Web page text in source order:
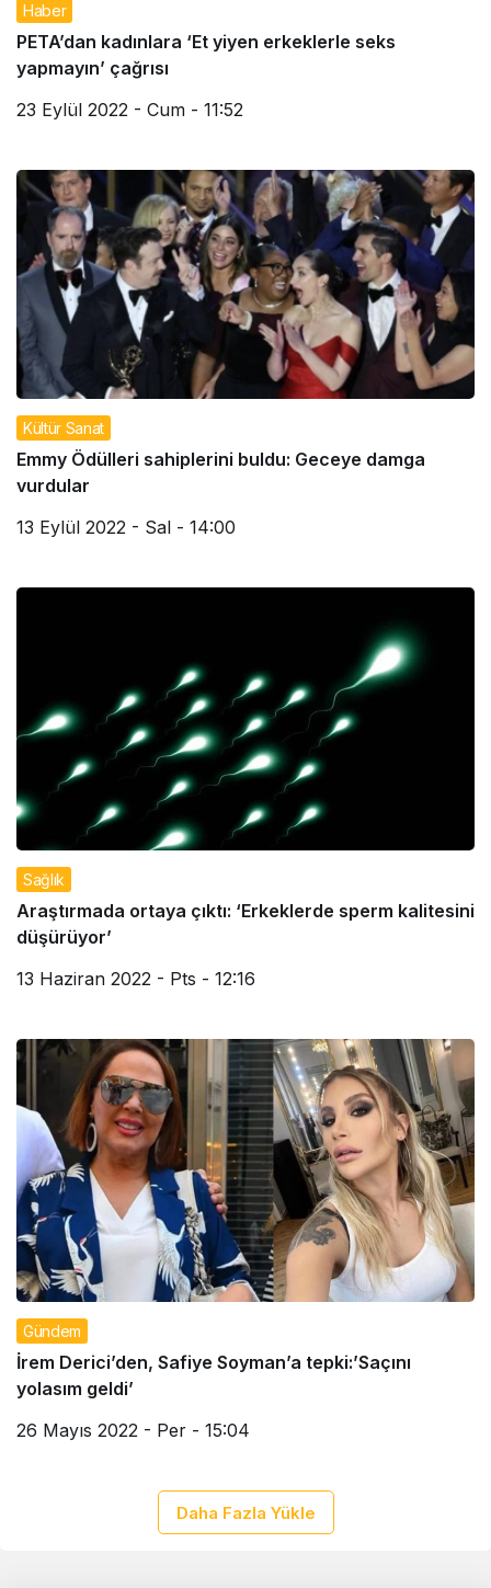
Haber
PETA’dan kadınlara ‘Et yiyen erkeklerle seks
yapmayın’ çağrısı
23 Eylül 2022 - Cum - 11:52
Kültür Sanat
Emmy Ödülleri sahiplerini buldu: Geceye damga
vurdular
13 Eylül 2022 - Sal - 14:00
Sağlık
Araştırmada ortaya çıktı: ‘Erkeklerde sperm kalitesini
düşürüyor’
13 Haziran 2022 - Pts - 12:16
Gündem
İrem Derici’den, Safiye Soyman’a tepki:’Saçını
yolasım geldi’
26 Mayıs 2022 - Per - 15:04
Daha Fazla Yükle